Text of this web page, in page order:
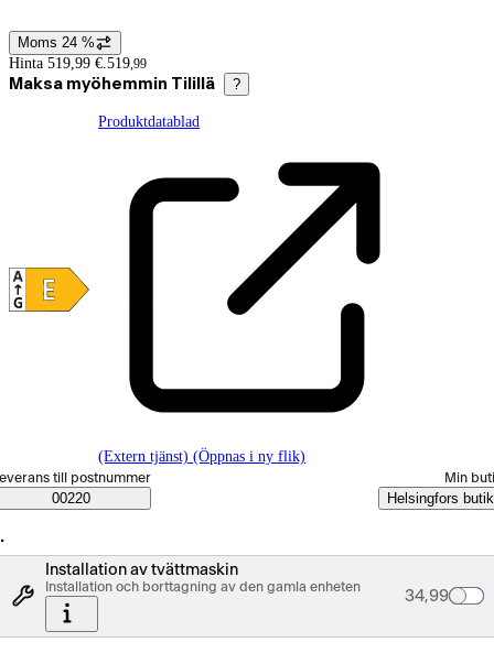
Prisinformation
Moms 24 %
Hinta 519,99 €. 519,99
Maksa myöhemmin Tilillä ?
Produktdatablad
(Extern tjänst) (Öppnas i ny flik)
Saatavuustiedot
beställningssätt
till postnummer
00220
Min
Helsingfors butik
Installation av tvättmaskin
Installation och borttagning av den gamla enheten
Palvelun
34,99